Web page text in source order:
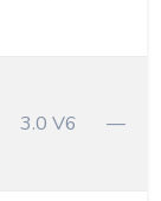
3.0 V6 —